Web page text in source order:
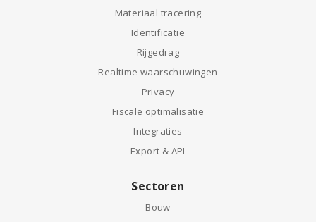
Materiaal tracering
Identificatie
Rijgedrag
Realtime waarschuwingen
Privacy
Fiscale optimalisatie
Integraties
Export & API
Sectoren
Bouw